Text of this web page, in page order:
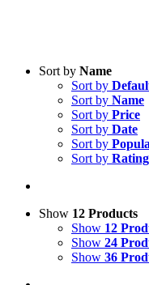
Sort by Name
Sort by
Sort by Name
Sort by Price
Sort by Date
Sort by
Sort by Rating
Show 12 Products
Show 12
Show 24
Show 36